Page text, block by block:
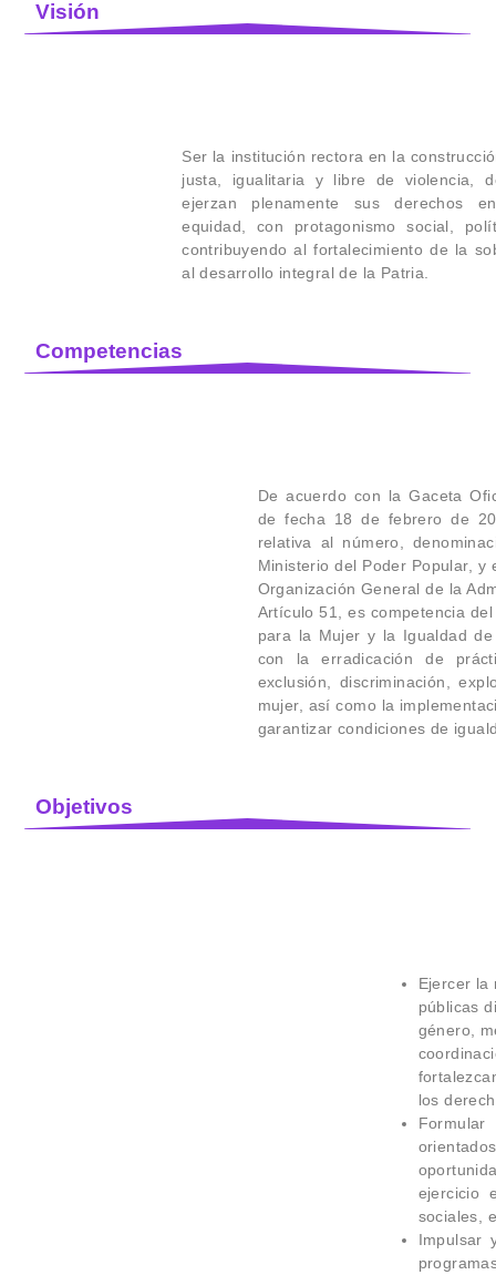
Visión
Ser la institución rectora en la
justa, igualitaria y libre de violencia,
ejerzan plenamente sus derechos
equidad, con protagonismo social,
contribuyendo al fortalecimiento de la
al desarrollo integral de la Patria.
Competencias
De acuerdo con la Gaceta
de fecha 18 de febrero de
relativa al número,
Ministerio del Poder Popular, y
Organización General de la
Artículo 51, es competencia
para la Mujer y la Igualdad
con la erradicación de
exclusión, discriminación,
mujer, así como la
garantizar condiciones de
Objetivos
Ejercer la
públicas
género,
los
ejercicio
sociales,
Impulsar